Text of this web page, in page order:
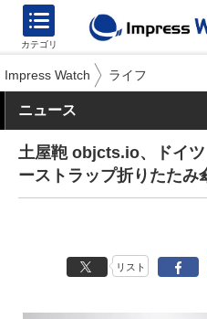
カテゴリ
Impress Watch ライフ
ニュース
土屋鞄 objcts.io、ドイ
ーストラップ折りたたみ
リスト